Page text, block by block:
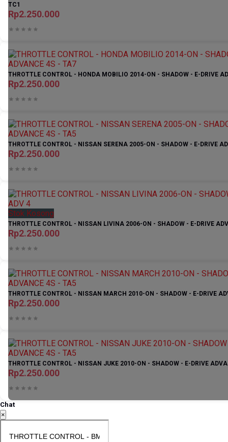
TC1
Rp2.250.000
THROTTLE CONTROL - HONDA MOBILIO 2014-ON - SHADOW - E-DRIVE
Rp2.250.000
THROTTLE CONTROL - NISSAN SERENA 2005-ON - SHADOW - E-DRIVE
Rp2.250.000
Stok Kosong
THROTTLE CONTROL - NISSAN LIVINA 2006-ON - SHADOW - E-DRIVE
Rp2.250.000
THROTTLE CONTROL - NISSAN MARCH 2010-ON - SHADOW - E-DRIVE
Rp2.250.000
THROTTLE CONTROL - NISSAN JUKE 2010-ON - SHADOW - E-DRIVE
Rp2.250.000
Chat
×